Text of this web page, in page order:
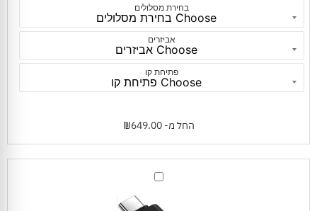
בחירת מסלולים
אביזרים
פתיחת קו
החל מ- ₪649.00
מתאם
כרטיס
לשיאומי